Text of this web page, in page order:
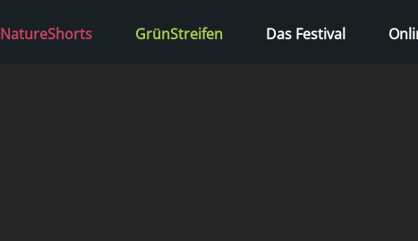
NatureShorts GrünStreifen Das Festival